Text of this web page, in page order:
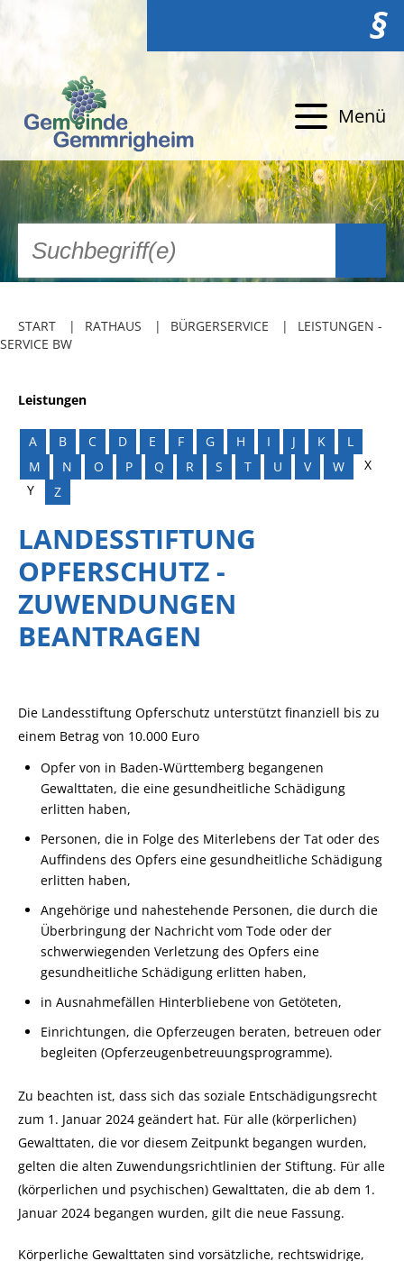
§
Menü
START RATHAUS BÜRGERSERVICE
LEISTUNGEN -
SERVICE BW
Leistungen
A B C D E F G H I J K
L
M
N O P Q R S T U V W
X
Y
Z
LANDESSTIFTUNG
OPFERSCHUTZ -
ZUWENDUNGEN
BEANTRAGEN
Die Landesstiftung Opferschutz unterstützt finanziell bis zu
einem Betrag von 10.000 Euro
Opfer von in Baden-Württemberg begangenen
Gewalttaten, die eine gesundheitliche Schädigung
erlitten haben,
Personen, die in Folge des Miterlebens der Tat oder des
Auffindens des Opfers eine gesundheitliche Schädigung
erlitten haben,
Angehörige und nahestehende Personen, die durch die
Überbringung der Nachricht vom Tode oder der
schwerwiegenden Verletzung des Opfers eine
gesundheitliche Schädigung erlitten haben,
in Ausnahmefällen Hinterbliebene von Getöteten,
Einrichtungen, die Opferzeugen beraten, betreuen oder
begleiten (Opferzeugenbetreuungsprogramme).
Zu beachten ist, dass sich das soziale Entschädigungsrecht
zum 1. Januar 2024 geändert hat. Für alle (körperlichen)
Gewalttaten, die vor diesem Zeitpunkt begangen wurden,
gelten die alten Zuwendungsrichtlinien der Stiftung. Für alle
(körperlichen und psychischen) Gewalttaten, die ab dem 1.
Januar 2024 begangen wurden, gilt die neue Fassung.
Körperliche Gewalttaten sind vorsätzliche, rechtswidrige,